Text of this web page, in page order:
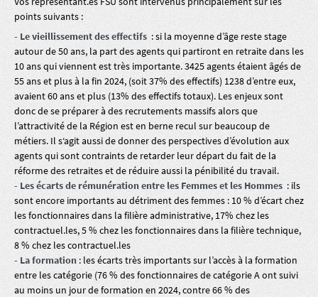
points suivants :
- Le vieillissement des effectifs : si la moyenne d’âge reste stage
autour de 50 ans, la part des agents qui partiront en retraite dans les
10 ans qui viennent est très importante. 3425 agents étaient âgés de
55 ans et plus à la fin 2024, (soit 37% des effectifs) 1238 d’entre eux,
avaient 60 ans et plus (13% des effectifs totaux). Les enjeux sont
donc de se préparer à des recrutements massifs alors que
l’attractivité de la Région est en berne recul sur beaucoup de
métiers. Il s‘agit aussi de donner des perspectives d’évolution aux
agents qui sont contraints de retarder leur départ du fait de la
réforme des retraites et de réduire aussi la pénibilité du travail.
- Les écarts de rémunération entre les Femmes et les Hommes : ils
sont encore importants au détriment des femmes : 10 % d’écart chez
les fonctionnaires dans la filière administrative, 17% chez les
contractuel.les, 5 % chez les fonctionnaires dans la filière technique,
8 % chez les contractuel.les
- La formation : les écarts très importants sur l’accès à la formation
entre les catégorie (76 % des fonctionnaires de catégorie A ont suivi
au moins un jour de formation en 2024, contre 66 % des